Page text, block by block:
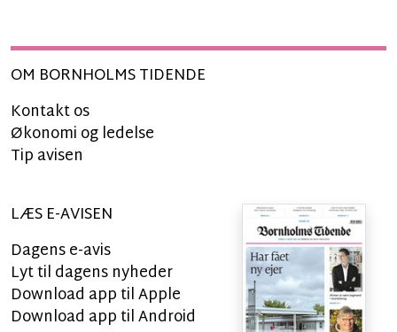
OM BORNHOLMS TIDENDE
Kontakt os
Økonomi og ledelse
Tip avisen
LÆS E-AVISEN
Dagens e-avis
Lyt til dagens nyheder
Download app til Apple
Download app til Android